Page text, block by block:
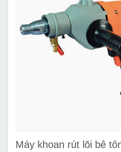
Máy khoan rút lõi bê